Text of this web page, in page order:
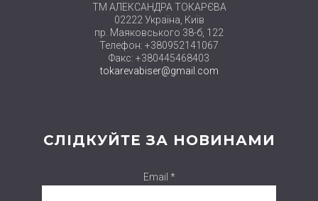
ТМ АЛЕКСАНДРА ТОКАРЄВА
02222 Україна, Київ
пр. Маяковського 38-б, 122
Телефон: +380952141067
Факс: +380445468403
tokarevabiser@gmail.com
СЛІДКУЙТЕ ЗА НОВИНАМИ
Email *